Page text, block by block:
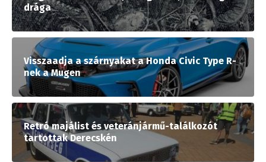
drága
Visszaadja a szárnyakat a Honda Civic Type R-
nek a Mugen
Retró majálist és veteránjármű-találkozót
tartottak Derecskén